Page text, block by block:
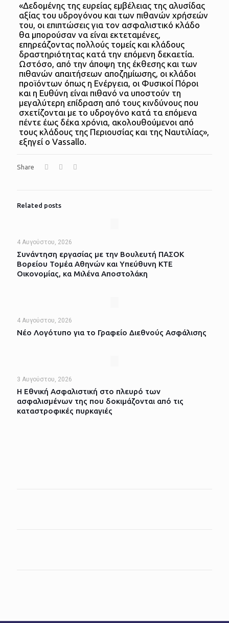
«Δεδομένης της ευρείας εμβέλειας της αλυσίδας
αξίας του υδρογόνου και των πιθανών χρήσεών
του, οι επιπτώσεις για τον ασφαλιστικό κλάδο
θα μπορούσαν να είναι εκτεταμένες,
επηρεάζοντας πολλούς τομείς και κλάδους
δραστηριότητας κατά την επόμενη δεκαετία.
Ωστόσο, από την άποψη της έκθεσης και των
πιθανών απαιτήσεων αποζημίωσης, οι κλάδοι
προϊόντων όπως η Ενέργεια, οι Φυσικοί Πόροι
και η Ευθύνη είναι πιθανό να υποστούν τη
μεγαλύτερη επίδραση από τους κινδύνους που
σχετίζονται με το υδρογόνο κατά τα επόμενα
πέντε έως δέκα χρόνια, ακολουθούμενοι από
τους κλάδους της Περιουσίας και της Ναυτιλίας»,
εξηγεί ο Vassallo.
Share
Related posts
4 Αυγούστου, 2026
Συνάντηση εργασίας με την Βουλευτή ΠΑΣΟΚ
Βορείου Τομέα Αθηνών και Υπεύθυνη ΚΤΕ
Οικονομίας, κα Μιλένα Αποστολάκη
4 Αυγούστου, 2026
Νέο Λογότυπο για το Γραφείο Διεθνούς Ασφάλισης
3 Αυγούστου, 2026
Η Εθνική Ασφαλιστική στο πλευρό των
ασφαλισμένων της που δοκιμάζονται από τις
καταστροφικές πυρκαγιές